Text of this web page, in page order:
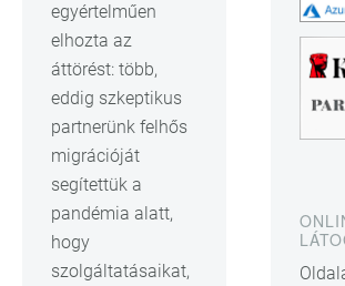
egyértelműen
elhozta az
áttörést: több,
eddig szkeptikus
partnerünk felhős
migrációját
segítettük a
pandémia alatt,
hogy
szolgáltatásaikat,